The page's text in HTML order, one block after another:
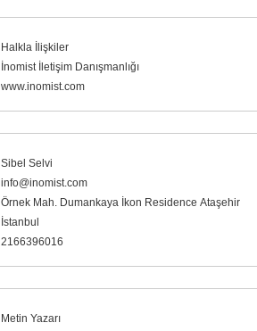
Halkla İlişkiler
İnomist İletişim Danışmanlığı
www.inomist.com
Sibel Selvi
info@inomist.com
Örnek Mah. Dumankaya İkon Residence Ataşehir
İstanbul
2166396016
Metin Yazarı